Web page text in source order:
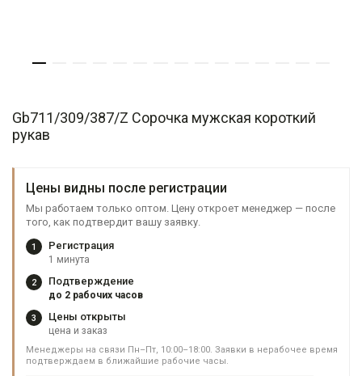
Gb711/309/387/Z Сорочка мужская короткий
рукав
Цены видны после регистрации
Мы работаем только оптом. Цену откроет менеджер — после
того, как подтвердит вашу заявку.
1 Регистрация
1 минута
2 Подтверждение
до 2 рабочих часов
3 Цены открыты
цена и заказ
Менеджеры на связи Пн–Пт, 10:00–18:00. Заявки в нерабочее время
подтверждаем в ближайшие рабочие часы.